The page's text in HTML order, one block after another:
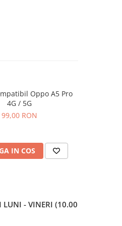
Oppo A5 Pro
4G / 5G
99,00 RON
IN COS
LUNI - VINERI (10.00